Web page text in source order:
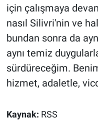
için çalışmaya
nasıl Silivri'nin ve
bundan sonra da
aynı temiz
sürdüreceğim.
hizmet, adaletle,
Kaynak: RSS